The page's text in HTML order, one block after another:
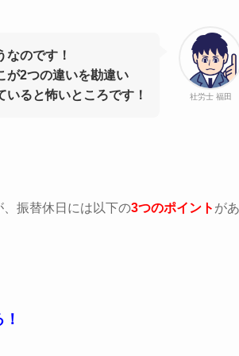
社労士 福田
なのです！
が2つの違いを勘違い
いると怖いところです！
振替休日には以下の3つのポイント があ